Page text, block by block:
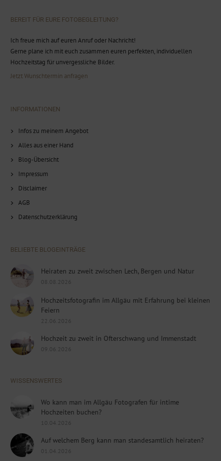
BEREIT FÜR EURE FOTOBEGLEITUNG?
Ich freue mich auf euren Anruf oder Nachricht!
Gerne plane ich mit euch zusammen euren perfekten, individuellen
Hochzeitstag für unvergessliche Bilder.
Jetzt Wunschtermin anfragen
INFORMATIONEN
Infos zu meinem Angebot
Alles aus einer Hand
Blog-Übersicht
Impressum
Disclaimer
AGB
Datenschutzerklärung
BELIEBTE BLOGEINTRÄGE
Heiraten zu zweit zwischen Lech, Bergen und Natur
08.08.2026
Hochzeitsfotografin im Allgäu mit Erfahrung bei kleinen
Feiern
22.06.2026
Hochzeit zu zweit in Ofterschwang und Immenstadt
09.06.2026
WISSENSWERTES
Wo kann man im Allgäu Fotografen für intime
Hochzeiten buchen?
10.04.2026
Auf welchem Berg kann man standesamtlich heiraten?
01.04.2026